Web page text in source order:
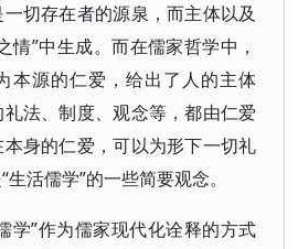
切存在者的源泉，而主体以及
情”中生成。而在儒家哲学中，
本源的仁爱，给出了人的主体
法、制度、观念等，都由仁爱
身的仁爱，可以为形下一切礼
活儒学”的一些简要观念。
学”作为儒家现代化诠释的方式